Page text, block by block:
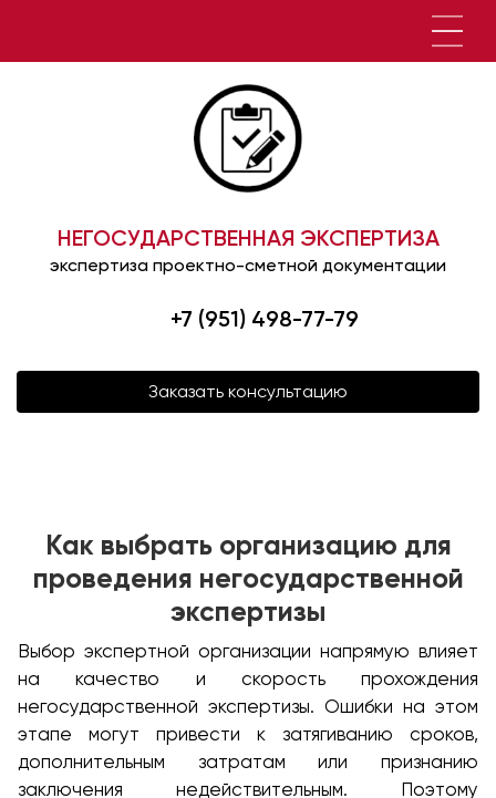
НЕГОСУДАРСТВЕННАЯ ЭКСПЕРТИЗА
экспертиза проектно-сметной документации
+7 (951) 498-77-79
Заказать консультацию
Как выбрать организацию для
проведения негосударственной
экспертизы
Выбор экспертной организации напрямую влияет
на качество и скорость прохождения
негосударственной экспертизы. Ошибки на этом
этапе могут привести к затягиванию сроков,
дополнительным затратам или признанию
заключения недействительным. Поэтому